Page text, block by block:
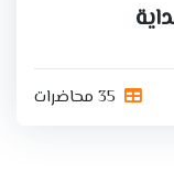
35 محاضرات